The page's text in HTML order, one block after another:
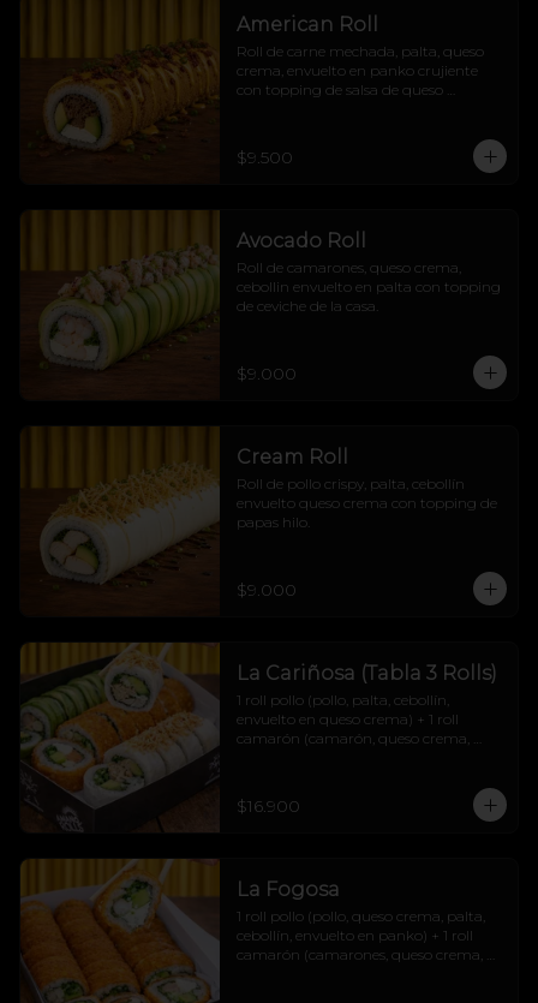
American Roll
Roll de carne mechada, palta, queso
crema, envuelto en panko crujiente
con topping de salsa de queso
$9.500
Avocado Roll
Roll de camarones, queso crema,
cebollin envuelto en palta con topping
de ceviche de la casa.
$9.000
Cream Roll
Roll de pollo crispy, palta, cebollín
envuelto queso crema con topping de
papas hilo.
$9.000
La Cariñosa (Tabla 3 Rolls)
1 roll pollo (pollo, palta, cebollín,
envuelto en queso crema) + 1 roll
camarón (camarón, queso crema,
cebollín, envuelto en panko) + 2 soyas
+2 teriyakis + 1 topping papas hilo.
$16.900
La Fogosa
1 roll pollo (pollo, queso crema, palta,
cebollín, envuelto en panko) + 1 roll
camarón (camarones, queso crema,